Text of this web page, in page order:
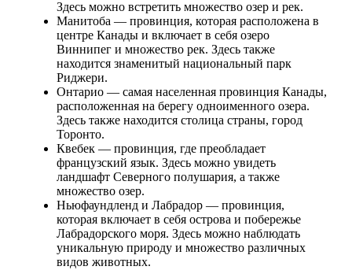
Здесь можно встретить множество озер и рек.
Манитоба — провинция, которая расположена в
центре Канады и включает в себя озеро
Виннипег и множество рек. Здесь также
находится знаменитый национальный парк
Риджери.
Онтарио — самая населенная провинция Канады,
расположенная на берегу одноименного озера.
Здесь также находится столица страны, город
Торонто.
Квебек — провинция, где преобладает
французский язык. Здесь можно увидеть
ландшафт Северного полушария, а также
множество озер.
Ньюфаундленд и Лабрадор — провинция,
которая включает в себя острова и побережье
Лабрадорского моря. Здесь можно наблюдать
уникальную природу и множество различных
видов животных.